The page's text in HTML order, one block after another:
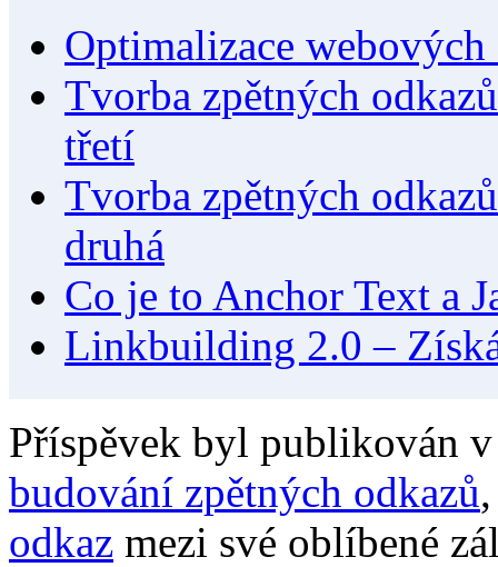
Optimalizace
Tvorba zpětných
třetí
Tvorba zpětných
druhá
Co je to Anchor Text a
Linkbuilding 2.0 –
Příspěvek byl publikován
budování zpětných odkazů
odkaz mezi své oblíbené